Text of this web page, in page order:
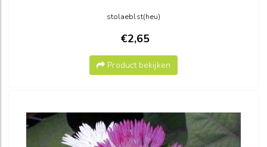
stolaeblst(heu)
€2,65
Product bekijken